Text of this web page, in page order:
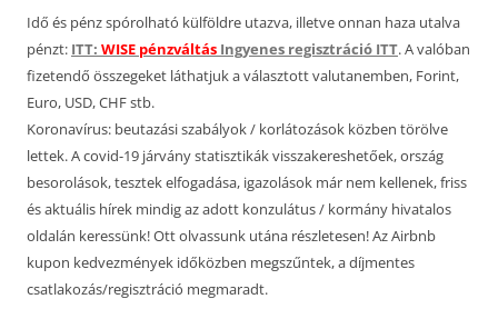
Idő és pénz spórolható külföldre utazva, illetve onnan haza utalva
pénzt: ITT: WISE pénzváltás Ingyenes regisztráció ITT. A valóban
fizetendő összegeket láthatjuk a választott valutanemben, Forint,
Euro, USD, CHF stb.
Koronavírus: beutazási szabályok / korlátozások közben törölve
lettek. A covid-19 járvány statisztikák visszakereshetőek, ország
besorolások, tesztek elfogadása, igazolások már nem kellenek, friss
és aktuális hírek mindig az adott konzulátus / kormány hivatalos
oldalán keressünk! Ott olvassunk utána részletesen! Az Airbnb
kupon kedvezmények időközben megszűntek, a díjmentes
csatlakozás/regisztráció megmaradt.